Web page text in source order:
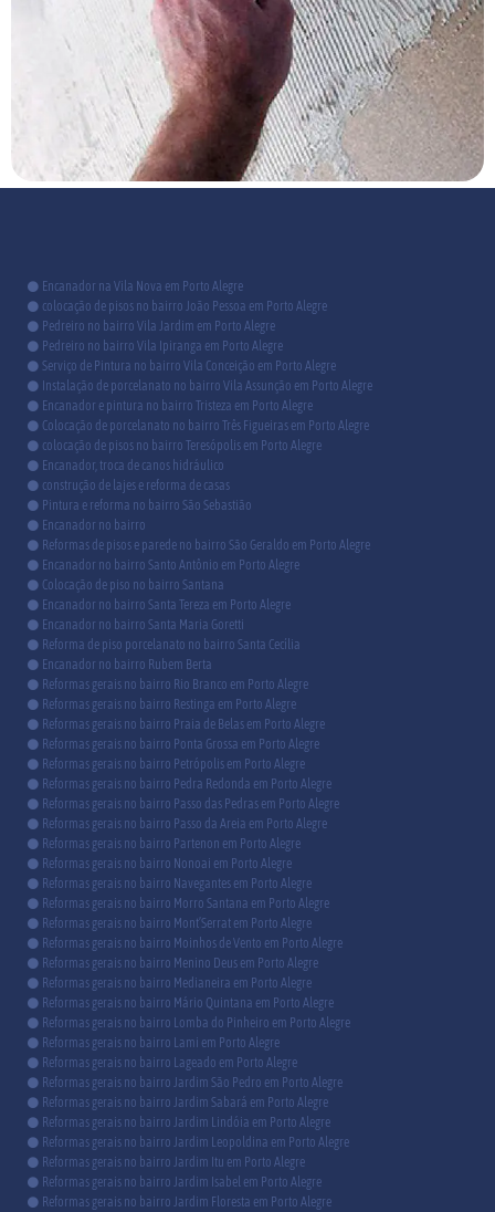
Encanador na Vila Nova em Porto Alegre
colocação de pisos no bairro João Pessoa em Porto Alegre
Pedreiro no bairro Vila Jardim em Porto Alegre
Pedreiro no bairro Vila Ipiranga em Porto Alegre
Serviço de Pintura no bairro Vila Conceição em Porto Alegre
Instalação de porcelanato no bairro Vila Assunção em Porto Alegre
Encanador e pintura no bairro Tristeza em Porto Alegre
Colocação de porcelanato no bairro Três Figueiras em Porto Alegre
colocação de pisos no bairro Teresópolis em Porto Alegre
Encanador, troca de canos hidráulico
construção de lajes e reforma de casas
Pintura e reforma no bairro São Sebastião
Encanador no bairro
Reformas de pisos e parede no bairro São Geraldo em Porto Alegre
Encanador no bairro Santo Antônio em Porto Alegre
Colocação de piso no bairro Santana
Encanador no bairro Santa Tereza em Porto Alegre
Encanador no bairro Santa Maria Goretti
Reforma de piso porcelanato no bairro Santa Cecília
Encanador no bairro Rubem Berta
Reformas gerais no bairro Rio Branco em Porto Alegre
Reformas gerais no bairro Restinga em Porto Alegre
Reformas gerais no bairro Praia de Belas em Porto Alegre
Reformas gerais no bairro Ponta Grossa em Porto Alegre
Reformas gerais no bairro Petrópolis em Porto Alegre
Reformas gerais no bairro Pedra Redonda em Porto Alegre
Reformas gerais no bairro Passo das Pedras em Porto Alegre
Reformas gerais no bairro Passo da Areia em Porto Alegre
Reformas gerais no bairro Partenon em Porto Alegre
Reformas gerais no bairro Nonoai em Porto Alegre
Reformas gerais no bairro Navegantes em Porto Alegre
Reformas gerais no bairro Morro Santana em Porto Alegre
Reformas gerais no bairro Mont’Serrat em Porto Alegre
Reformas gerais no bairro Moinhos de Vento em Porto Alegre
Reformas gerais no bairro Menino Deus em Porto Alegre
Reformas gerais no bairro Medianeira em Porto Alegre
Reformas gerais no bairro Mário Quintana em Porto Alegre
Reformas gerais no bairro Lomba do Pinheiro em Porto Alegre
Reformas gerais no bairro Lami em Porto Alegre
Reformas gerais no bairro Lageado em Porto Alegre
Reformas gerais no bairro Jardim São Pedro em Porto Alegre
Reformas gerais no bairro Jardim Sabará em Porto Alegre
Reformas gerais no bairro Jardim Lindóia em Porto Alegre
Reformas gerais no bairro Jardim Leopoldina em Porto Alegre
Reformas gerais no bairro Jardim Itu em Porto Alegre
Reformas gerais no bairro Jardim Isabel em Porto Alegre
Reformas gerais no bairro Jardim Floresta em Porto Alegre